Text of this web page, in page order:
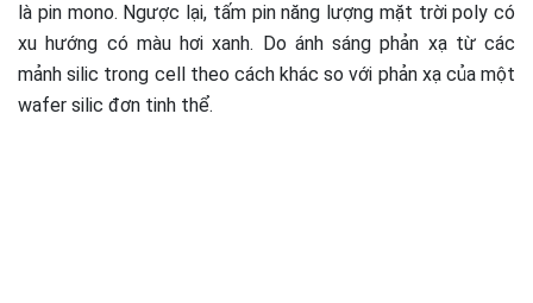
là pin mono. Ngược lại, tấm pin năng lượng mặt trời poly có
xu hướng có màu hơi xanh. Do ánh sáng phản xạ từ các
mảnh silic trong cell theo cách khác so với phản xạ của một
wafer silic đơn tinh thể.